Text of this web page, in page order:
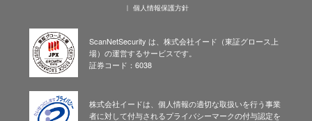
個人情報保護方針
ScanNetSecurity は、株式会社イード（東証グロース上
場）の運営するサービスです。
証券コード：6038
株式会社イードは、個人情報の適切な取扱いを行う事業
者に対して付与されるプライバシーマークの付与認定を